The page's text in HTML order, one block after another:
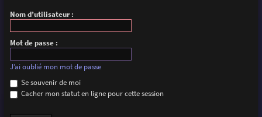
Nom d’utilisateur :
Mot de passe :
J’ai oublié mon mot de passe
Se souvenir de moi
Cacher mon statut en ligne pour cette session